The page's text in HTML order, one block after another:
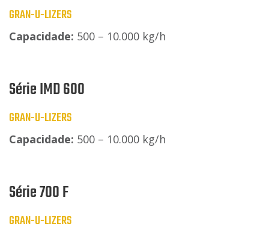
GRAN-U-LIZERS
Capacidade: 500 – 10.000 kg/h
Série IMD 600
GRAN-U-LIZERS
Capacidade: 500 – 10.000 kg/h
Série 700 F
GRAN-U-LIZERS